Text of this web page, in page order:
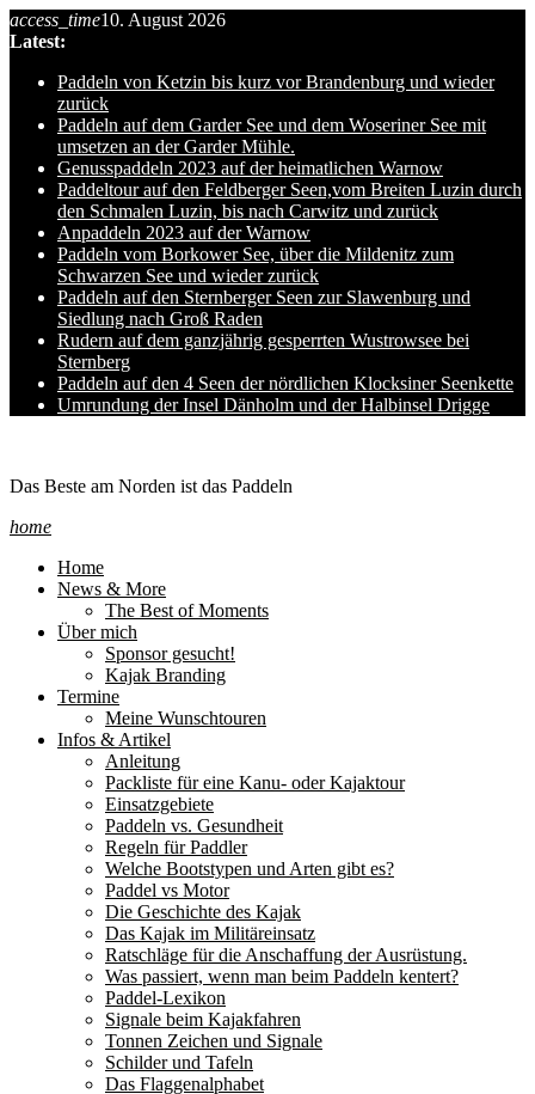
Skip
to
content
access_time10. August 2026
Latest:
Paddeln von Ketzin bis kurz vor Brandenburg und wieder
zurück
Paddeln auf dem Garder See und dem Woseriner See mit
umsetzen an der Garder Mühle.
Genusspaddeln 2023 auf der heimatlichen Warnow
Paddeltour auf den Feldberger Seen,vom Breiten Luzin durch
den Schmalen Luzin, bis nach Carwitz und zurück
Anpaddeln 2023 auf der Warnow
Paddeln vom Borkower See, über die Mildenitz zum
Schwarzen See und wieder zurück
Paddeln auf den Sternberger Seen zur Slawenburg und
Siedlung nach Groß Raden
Rudern auf dem ganzjährig gesperrten Wustrowsee bei
Sternberg
Paddeln auf den 4 Seen der nördlichen Klocksiner Seenkette
Umrundung der Insel Dänholm und der Halbinsel Drigge
Das Beste am Norden ist das Paddeln
home
Home
News & More
The Best of Moments
Über mich
Sponsor gesucht!
Kajak Branding
Termine
Meine Wunschtouren
Infos & Artikel
Anleitung
Packliste für eine Kanu- oder Kajaktour
Einsatzgebiete
Paddeln vs. Gesundheit
Regeln für Paddler
Welche Bootstypen und Arten gibt es?
Paddel vs Motor
Die Geschichte des Kajak
Das Kajak im Militäreinsatz
Ratschläge für die Anschaffung der Ausrüstung.
Was passiert, wenn man beim Paddeln kentert?
Paddel-Lexikon
Signale beim Kajakfahren
Tonnen Zeichen und Signale
Schilder und Tafeln
Das Flaggenalphabet